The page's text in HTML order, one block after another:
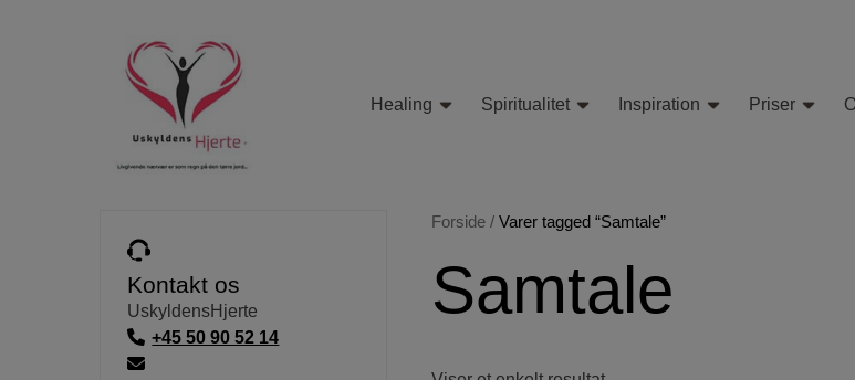
Healing Spiritualitet Inspiration Priser
Forside / Varer tagged “Samtale”
Samtale
Kontakt os
UskyldensHjerte
+45 50 90 52 14